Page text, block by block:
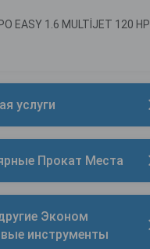
EASY 1.6 MULTİJET 120 HP
услуги
Прокат Места
Эконом
инструменты